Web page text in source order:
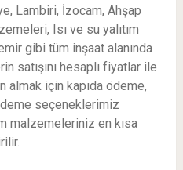
Lambiri, İzocam, Ahşap
Isı ve su yalıtım
gibi tüm inşaat alanında
satışını hesaplı fiyatlar ile
almak için kapıda ödeme,
seçeneklerimiz
malzemeleriniz en kısa